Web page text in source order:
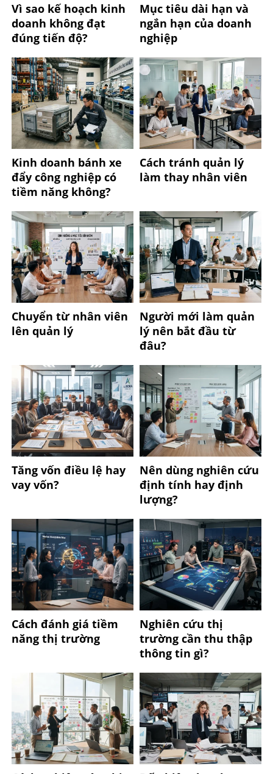
Vì sao kế hoạch kinh
doanh không đạt
đúng tiến độ?
Mục tiêu dài hạn và
ngắn hạn của doanh
nghiệp
Kinh doanh bánh xe
đẩy công nghiệp có
tiềm năng không?
Cách tránh quản lý
làm thay nhân viên
Chuyển từ nhân viên
lên quản lý
Người mới làm quản
lý nên bắt đầu từ
đâu?
Tăng vốn điều lệ hay
vay vốn?
Nên dùng nghiên cứu
định tính hay định
lượng?
Cách đánh giá tiềm
năng thị trường
Nghiên cứu thị
trường cần thu thập
thông tin gì?